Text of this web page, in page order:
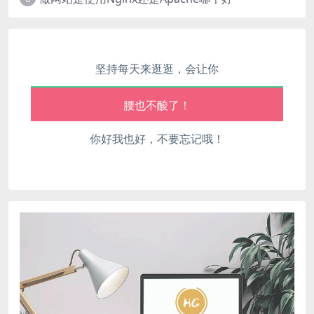
坚持每天来逛逛，会让你
走路也有劲了！
腿也不痛了！
腰也不酸了！
你好我也好，不要忘记哦！